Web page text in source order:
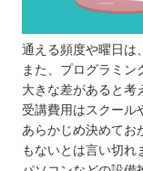
ア）
【福岡】子
クール4選
通える頻度や曜日は
また、プログラミン
大きな差があると考
受講費用はスクール
あらかじめ決めてお
もないとは言い切れ